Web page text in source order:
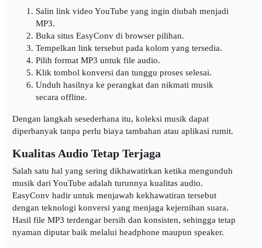
Salin link video YouTube yang ingin diubah menjadi
MP3.
Buka situs EasyConv di browser pilihan.
Tempelkan link tersebut pada kolom yang tersedia.
Pilih format MP3 untuk file audio.
Klik tombol konversi dan tunggu proses selesai.
Unduh hasilnya ke perangkat dan nikmati musik
secara offline.
Dengan langkah sesederhana itu, koleksi musik dapat
diperbanyak tanpa perlu biaya tambahan atau aplikasi rumit.
Kualitas Audio Tetap Terjaga
Salah satu hal yang sering dikhawatirkan ketika mengunduh
musik dari YouTube adalah turunnya kualitas audio.
EasyConv hadir untuk menjawab kekhawatiran tersebut
dengan teknologi konversi yang menjaga kejernihan suara.
Hasil file MP3 terdengar bersih dan konsisten, sehingga tetap
nyaman diputar baik melalui headphone maupun speaker.